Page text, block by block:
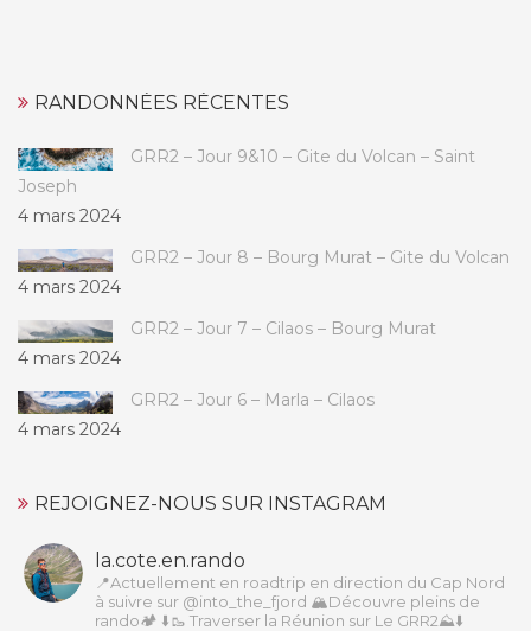
RANDONNÉES RÉCENTES
GRR2 – Jour 9&10 – Gite du Volcan – Saint
Joseph
4 mars 2024
GRR2 – Jour 8 – Bourg Murat – Gite du Volcan
4 mars 2024
GRR2 – Jour 7 – Cilaos – Bourg Murat
4 mars 2024
GRR2 – Jour 6 – Marla – Cilaos
4 mars 2024
REJOIGNEZ-NOUS SUR INSTAGRAM
la.cote.en.rando
📍Actuellement en roadtrip en direction du Cap Nord
à suivre sur @into_the_fjord 🏔Découvre pleins de
rando🏕️ ⬇️🥾 Traverser la Réunion sur Le GRR2⛰️⬇️